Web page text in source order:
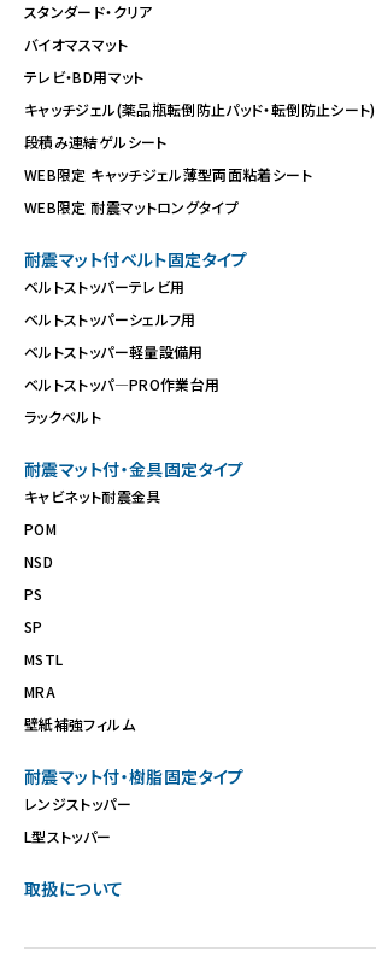
スタンダード・クリア
バイオマスマット
テレビ・BD用マット
キャッチジェル(薬品瓶転倒防止パッド・転倒防止シート)
段積み連結ゲルシート
WEB限定 キャッチジェル薄型両面粘着シート
WEB限定 耐震マットロングタイプ
耐震マット付ベルト固定タイプ
ベルトストッパーテレビ用
ベルトストッパーシェルフ用
ベルトストッパー軽量設備用
ベルトストッパ―PRO作業台用
ラックベルト
耐震マット付・金具固定タイプ
キャビネット耐震金具
POM
NSD
PS
SP
MSTL
MRA
壁紙補強フィルム
耐震マット付・樹脂固定タイプ
レンジストッパー
L型ストッパー
取扱について